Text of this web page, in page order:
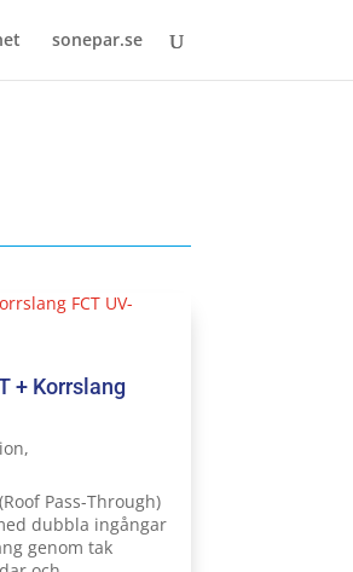
sonepar.se
+ Korrslang
,
Pass-Through)
dubbla ingångar
genom tak